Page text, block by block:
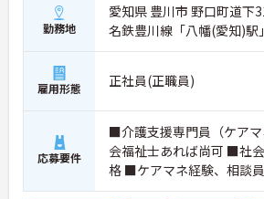
勤務地
愛知県 豊川市 野口町道下
名鉄豊川線「八幡(愛知)駅
雇用形態 正社員(正職員)
応募要件
■介護支援専門員（ケア
会福祉士あれば尚可 ■社
格 ■ケアマネ経験、相談
可